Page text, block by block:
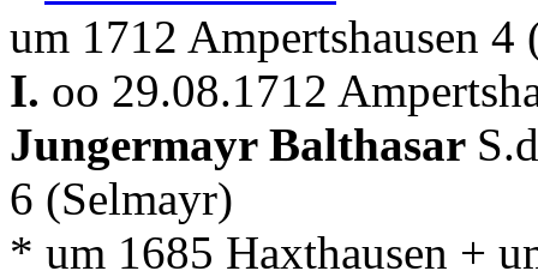
um 1712 Ampertshausen 4
I. oo 29.08.1712
Jungermayr Balthasar
6 (Selmayr)
* um 1685 Haxthausen +